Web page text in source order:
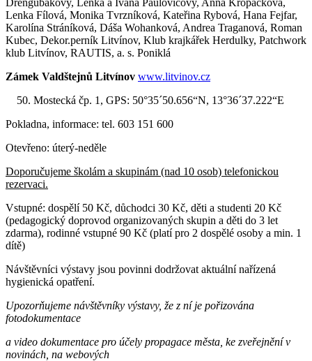
Lenka Fílová, Monika Tvrzníková, Kateřina Rybová, Hana Fejfar,
Karolína Stráníková, Dáša Wohanková, Andrea Traganová, Roman
Kubec, Dekor.perník Litvínov, Klub krajkářek Herdulky, Patchwork
klub Litvínov, RAUTIS, a. s. Poniklá
Zámek Valdštejnů Litvínov www.litvinov.cz
Mostecká čp. 1, GPS: 50°35´50.656“N, 13°36´37.222“E
Pokladna, informace: tel. 603 151 600
Otevřeno: úterý-neděle
Doporučujeme školám a skupinám (nad 10 osob) telefonickou
rezervaci.
Vstupné: dospělí 50 Kč, důchodci 30 Kč, děti a studenti 20 Kč
(pedagogický doprovod organizovaných skupin a děti do 3 let
zdarma), rodinné vstupné 90 Kč (platí pro 2 dospělé osoby a min. 1
dítě)
Návštěvníci výstavy jsou povinni dodržovat aktuální nařízená
hygienická opatření.
Upozorňujeme návštěvníky výstavy, že z ní je pořizována
fotodokumentace
a video dokumentace pro účely propagace města, ke zveřejnění v
novinách, na webových